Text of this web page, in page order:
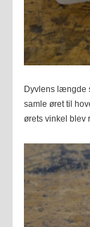
Dyvlens længde
samle øret til
ørets vinkel blev